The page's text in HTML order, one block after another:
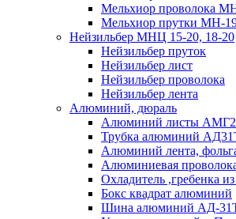
Мельхиор проволока
Мельхиор прутки МН-
Нейзильбер МНЦ 15-20, 18-20
Нейзильбер пруток
Нейзильбер лист
Нейзильбер проволока
Нейзильбер лента
Алюминий, дюраль
Алюминий листы
Трубка алюминий
Алюминий лента,
Алюминиевая
Охладитель ,гребенка
Бокс квадрат алюминий
Шина алюминий АД-